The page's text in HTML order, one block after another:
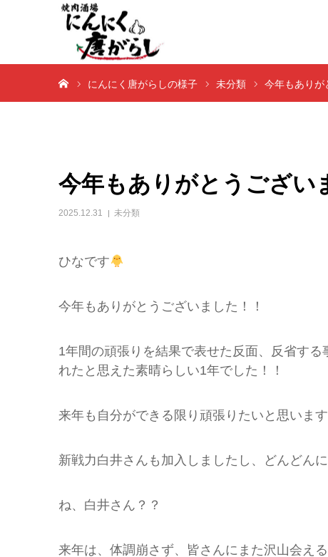
にんにく唐がらしの様子 未分類 今年もありが
今年もありがとうござい
2025.12.31 未分類
ひなです
今年もありがとうございました！！
1年間の頑張りを結果で表せた反面、反省す
れたと思えた素晴らしい1年でした！！
来年も自分ができる限り頑張りたいと思います
新戦力白井さんも加入しましたし、どんどん
ね、白井さん？？
来年は、体調崩さず、皆さんにまた沢山会え